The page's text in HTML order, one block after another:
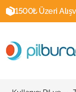
1500₺ Üzeri